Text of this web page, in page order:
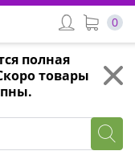
полная
товары
0